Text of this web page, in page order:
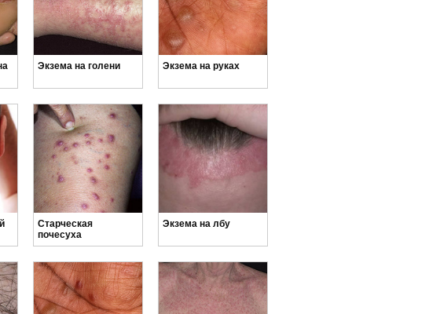
Экзема на голени Экзема на руках
Старческая
почесуха
Экзема на лбу